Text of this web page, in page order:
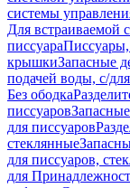
системы
Для встраиваемой
писсуара
крышкиЗапасные
подачей воды, с/
Без ободка
писсуаров
для писсуаров
стеклянные
для писсуаров,
для